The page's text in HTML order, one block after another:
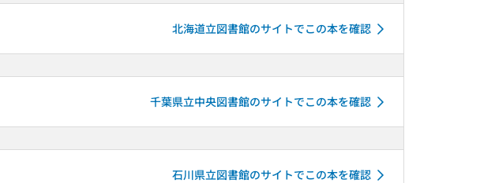
北海道立図書館のサイトでこの本を確認
千葉県立中央図書館のサイトでこの本を確認
石川県立図書館のサイトでこの本を確認